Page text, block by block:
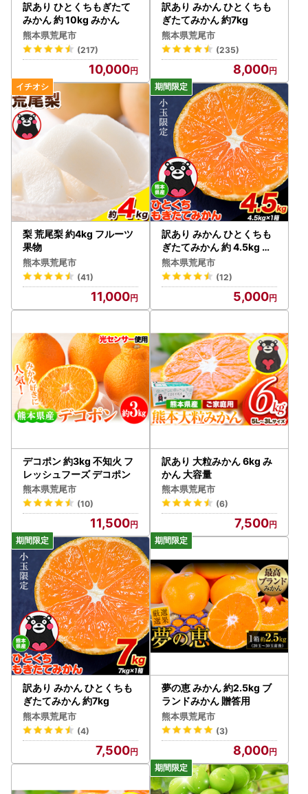
訳あり ひとくちもぎたて
みかん 約 10kg みかん
熊本県荒尾市
(217)
10,000
訳あり みかん ひとくちも
ぎたてみかん 約7kg
熊本県荒尾市
(235)
8,000
梨 荒尾梨 約4kg フルーツ
果物
熊本県荒尾市
(41)
11,000
訳あり みかん ひとくちも
ぎたてみかん 約 4.5kg フ
ルーツ
熊本県荒尾市
(12)
5,000
デコポン 約3kg 不知火 フ
レッシュフーズ デコポン
熊本県荒尾市
(10)
11,500
訳あり 大粒みかん 6kg み
かん 大容量
熊本県荒尾市
(6)
7,500
訳あり みかん ひとくちも
ぎたてみかん 約7kg
熊本県荒尾市
(4)
7,500
夢の恵 みかん 約2.5kg ブ
ランドみかん 贈答用
熊本県荒尾市
(3)
8,000